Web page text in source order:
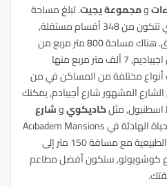
ومجموعة يجيت. تبلغ مساحة
متر مربع. والتي تتكون من 348 أقسام مستقلة,
يتكون من 10 بلوكات مع 5 طابق. هناك مساحة 800 متر مربع من
المناطق الاجتماعية في مساكن اجيباديم, 7 ألف متر مربع منها
أنواع مختلفة من المساكن في من
المشهورشارع أجيبادم, يمكنك
اسطنبول, مثلكاديكويوشارع
, ويمكنك الانغماس في الحياة الهادئة في Acıbadem Mansions
وبها 7,000 m2 مساحة المناظر الطبيعية مع مسافة 150 متر إلى
متر إلى شارع كوشويولو, ستكون أفضل مطاعم